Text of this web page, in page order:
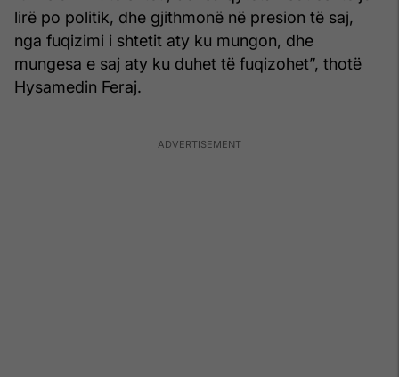
lirë po politik, dhe gjithmonë në presion të saj,
nga fuqizimi i shtetit aty ku mungon, dhe
mungesa e saj aty ku duhet të fuqizohet”, thotë
Hysamedin Feraj.